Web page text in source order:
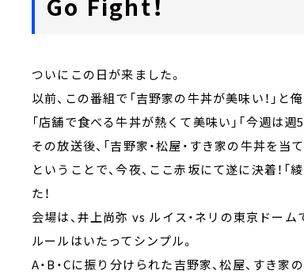
ついにこの日が来ました。
以前、この番組で「吉野家の牛丼が美味い！」
「店舗で食べる牛丼が熱くて美味い」「今週は週
その放送後、「吉野家・松屋・すき家の牛丼を当
ということで、今夜、ここ赤坂にて遂に決着！
た！
会場は、井上尚弥 vs ルイス・ネリの東京ドー
ルールはいたってシンプル。
A・B・Cに振り分けられた吉野家、松屋、すき家